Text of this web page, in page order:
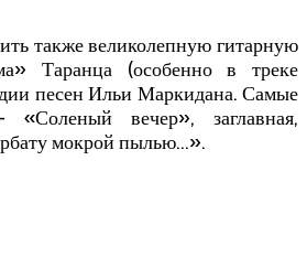
также великолепную гитарную
Таранца (особенно в треке
песен Ильи Маркидана. Самые
вечер», заглавная,
мокрой пылью…».